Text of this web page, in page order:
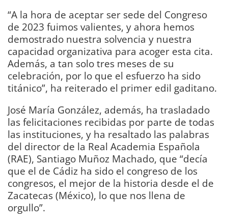
“A la hora de aceptar ser sede del Congreso
de 2023 fuimos valientes, y ahora hemos
demostrado nuestra solvencia y nuestra
capacidad organizativa para acoger esta cita.
Además, a tan solo tres meses de su
celebración, por lo que el esfuerzo ha sido
titánico”, ha reiterado el primer edil gaditano.
José María González, además, ha trasladado
las felicitaciones recibidas por parte de todas
las instituciones, y ha resaltado las palabras
del director de la Real Academia Española
(RAE), Santiago Muñoz Machado, que “decía
que el de Cádiz ha sido el congreso de los
congresos, el mejor de la historia desde el de
Zacatecas (México), lo que nos llena de
orgullo”.